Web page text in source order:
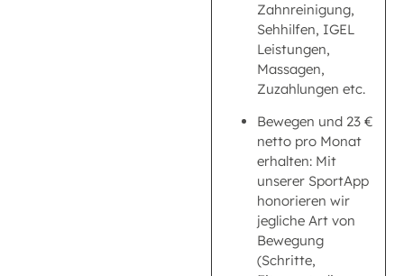
Zahnreinigung,
Sehhilfen, IGEL
Leistungen,
Massagen,
Zuzahlungen etc.
Bewegen und 23 €
netto pro Monat
erhalten: Mit
unserer SportApp
honorieren wir
jegliche Art von
Bewegung
(Schritte,